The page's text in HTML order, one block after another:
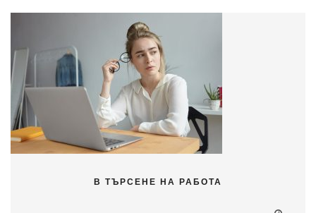
В ТЪРСЕНЕ НА РАБОТА